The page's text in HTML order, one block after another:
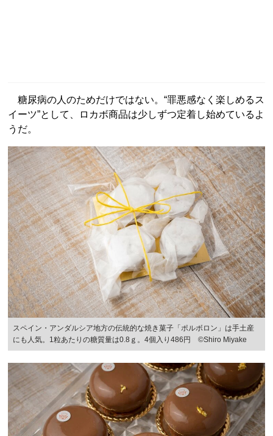
糖尿病の人のためだけではない。“罪悪感なく楽しめるス
イーツ”として、ロカボ商品は少しずつ定着し始めているよ
うだ。
スペイン・アンダルシア地方の伝統的な焼き菓子「ポルボロン」は手土産
にも人気。1粒あたりの糖質量は0.8ｇ。4個入り486円 ©️Shiro Miyake